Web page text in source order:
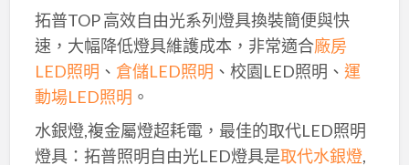
拓普TOP 高效自由光系列燈具換裝簡便與快
速，大幅降低燈具維護成本，非常適合廠房
LED照明 、 倉儲LED照明 、校園LED照明、 運
動場LED照明 。
水銀燈,複金屬燈超耗電，最佳的取代LED照明
燈具：拓普照明自由光LED燈具是取代水銀燈,